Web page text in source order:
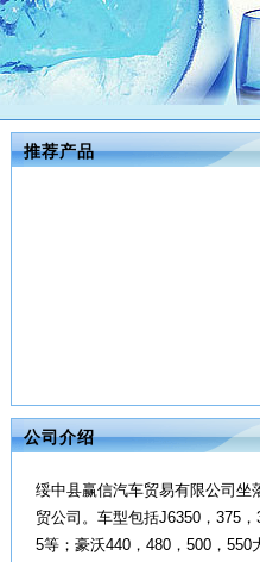
推荐产品
公司介绍
绥中县赢信汽车贸易有限公司坐
贸公司。车型包括J6350，375
5等；豪沃440，480，500，